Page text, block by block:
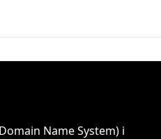
Name System) i